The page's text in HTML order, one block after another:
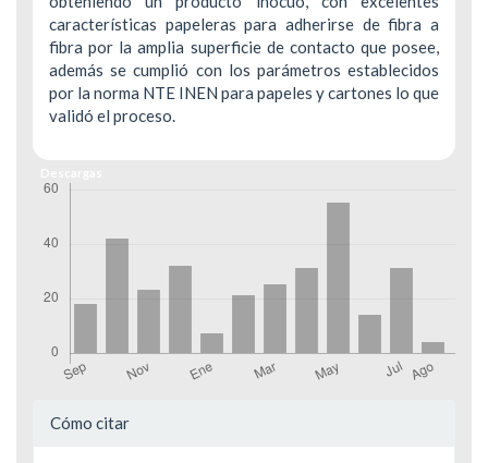
características papeleras para adherirse de fibra a
fibra por la amplia superficie de contacto que posee,
además se cumplió con los parámetros establecidos
por la norma NTE INEN para papeles y cartones lo que
validó el proceso.
Detalles
Cómo citar